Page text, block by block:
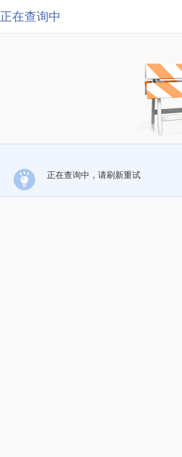
正在查询中
正在查询中，请刷新重试